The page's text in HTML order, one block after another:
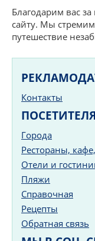
Благодарим вас
сайту. Мы
путешествие
Контакты
Города
Рестораны,
Отели и
Пляжи
Справочная
Рецепты
Обратная связь